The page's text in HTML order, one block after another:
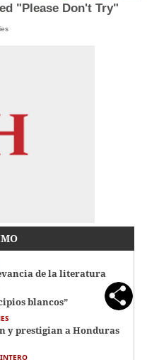
"Please Don't Try"
de la literatura
blancos”
y prestigian a Honduras